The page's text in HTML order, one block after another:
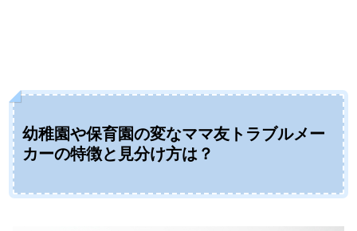
幼稚園や保育園の変なママ友トラブルメー
カーの特徴と見分け方は？